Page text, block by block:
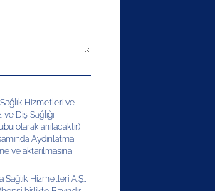
Hizmetleri ve
Diş Sağlığı
olarak anılacaktır)
Aydınlatma
ve aktarılmasına
Hizmetleri A.Ş.,